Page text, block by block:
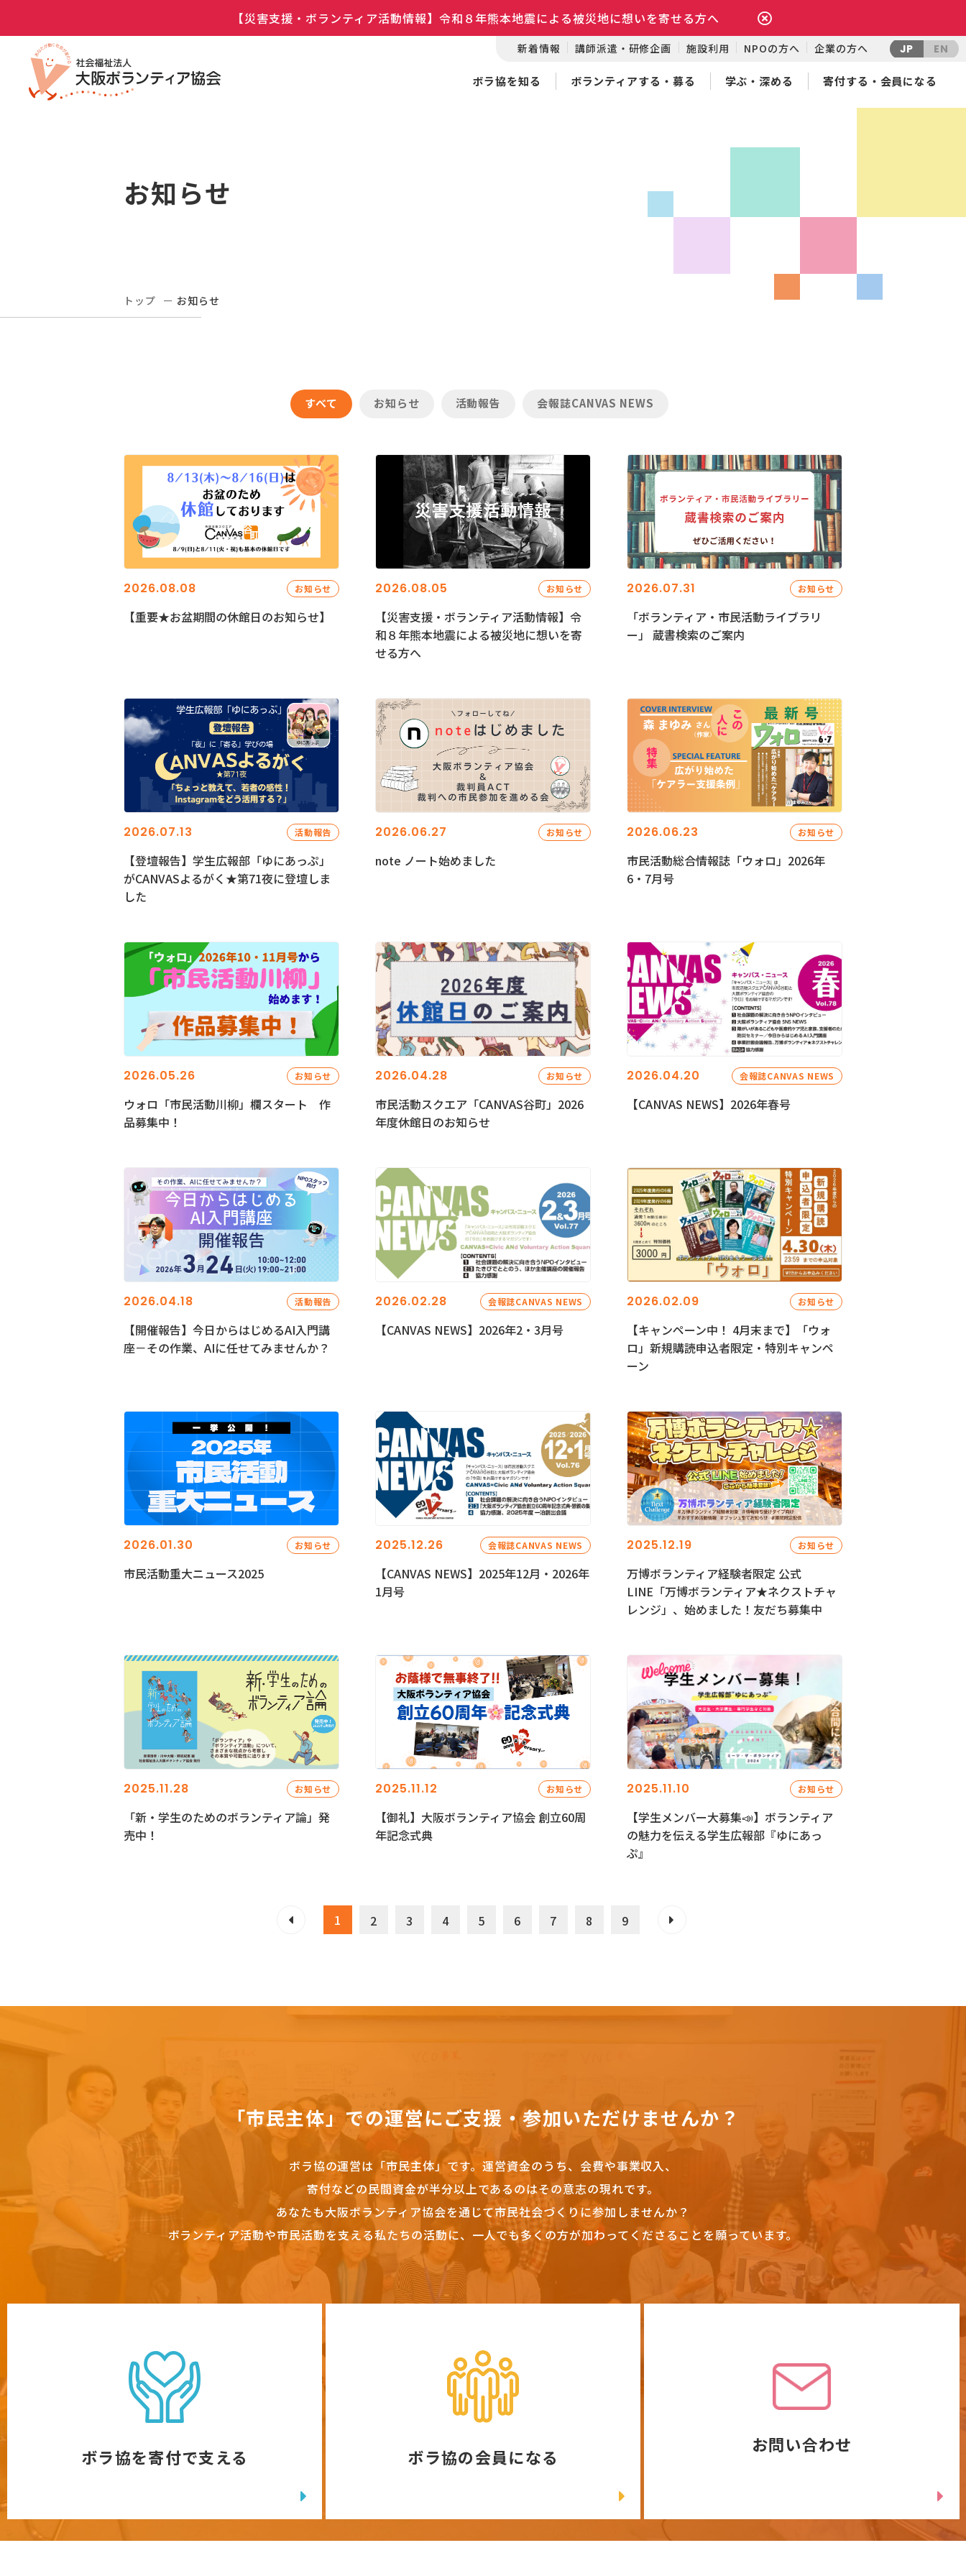
【災害支援・ボランティア活動情報】令和８年熊本地震による被災地に想いを寄せる方へ
新着情報 講師派遣・研修企画 施設利用 NPOの方へ 企業の方へ JP EN
ボラ協を知る ボランティアする・募る 学ぶ・深める 寄付する・会員になる
お知らせ
トップ お知らせ
すべて お知らせ 活動報告 会報誌CANVAS NEWS
2026.08.08 お知らせ
【重要★お盆期間の休館日のお知らせ】
2026.08.05 お知らせ
【災害支援・ボランティア活動情報】令
和８年熊本地震による被災地に想いを寄
せる方へ
2026.07.31 お知らせ
「ボランティア・市民活動ライブラリ
ー」 蔵書検索のご案内
2026.07.13 活動報告
【登壇報告】学生広報部「ゆにあっぷ」
がCANVASよるがく★第71夜に登壇しま
した
2026.06.27 お知らせ
note ノート始めました
2026.06.23 お知らせ
市民活動総合情報誌「ウォロ」2026年
6・7月号
2026.05.26 お知らせ
ウォロ「市民活動川柳」欄スタート 作
品募集中！
2026.04.28 お知らせ
市民活動スクエア「CANVAS谷町」2026
年度休館日のお知らせ
2026.04.20 会報誌CANVAS NEWS
【CANVAS NEWS】2026年春号
2026.04.18 活動報告
【開催報告】今日からはじめるAI入門講
座－その作業、AIに任せてみませんか？
2026.02.28 会報誌CANVAS NEWS
【CANVAS NEWS】2026年2・3月号
2026.02.09 お知らせ
【キャンペーン中！ 4月末まで】「ウォ
ロ」新規購読申込者限定・特別キャンペ
ーン
2026.01.30 お知らせ
市民活動重大ニュース2025
2025.12.26 会報誌CANVAS NEWS
【CANVAS NEWS】2025年12月・2026年
1月号
2025.12.19 お知らせ
万博ボランティア経験者限定 公式
LINE「万博ボランティア★ネクストチャ
レンジ」、始めました！友だち募集中
2025.11.28 お知らせ
「新・学生のためのボランティア論」発
売中！
2025.11.12 お知らせ
【御礼】大阪ボランティア協会 創立60周
年記念式典
2025.11.10 お知らせ
【学生メンバー大募集📣】ボランティア
の魅力を伝える学生広報部『ゆにあっ
ぷ』
1 2 3 4 5 6 7 8 9
「市民主体」での運営にご支援・参加いただけませんか？
ボラ協の運営は「市民主体」です。 運営資金のうち、会費や事業収入、
寄付などの民間資金が半分以上であるのはその意志の現れです。
あなたも大阪ボランティア協会を通じて市民社会づくりに参加しませんか？
ボランティア活動や市民活動を支える私たちの活動に、一人でも多くの方が加わってくださることを願っています。
ボラ協を寄付で支える ボラ協の会員になる
お問い合わせ